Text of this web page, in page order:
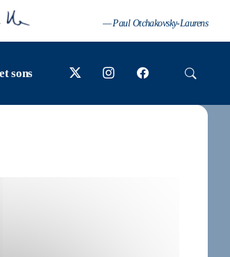
— Paul Otchakovsky-Laurens
sons